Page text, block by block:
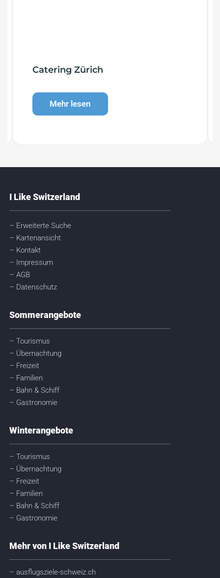
Catering Zürich
Mehr lesen
I Like Switzerland
– Erweiterte Suche
– Kartenansicht
– Kontakt
– Impressum
– AGB
– Datenschutz
Sommerangebote
– Tourismus
– Übernachtung
– Freizeit
– Familien
– Bahn & Schiff
– Gastronomie
Winterangebote
– Tourismus
– Übernachtung
– Freizeit
– Familien
– Bahn & Schiff
– Gastronomie
Mehr von I Like Switzerland
– ausflugsziele-schweiz.ch